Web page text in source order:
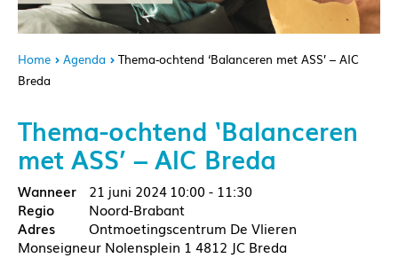
Home Agenda
Thema-ochtend ‘Balanceren met ASS’ – AIC
Breda
Thema-ochtend ‘Balanceren
met ASS’ – AIC Breda
21 juni 2024 10:00 - 11:30
Noord-Brabant
Ontmoetingscentrum De Vlieren
Monseigneur Nolensplein 1 4812 JC Breda